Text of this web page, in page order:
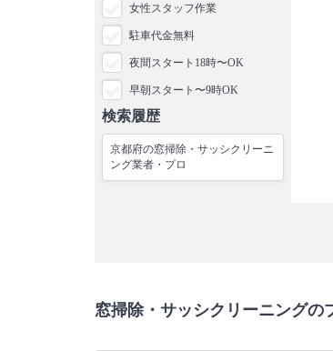
女性スタッフ作業
駐車代金無料
夜間スタート18時〜OK
早朝スタート〜9時OK
検索履歴
京都府の窓掃除・サッシクリーニ
ング業者・プロ
窓掃除・サッシクリーニングの